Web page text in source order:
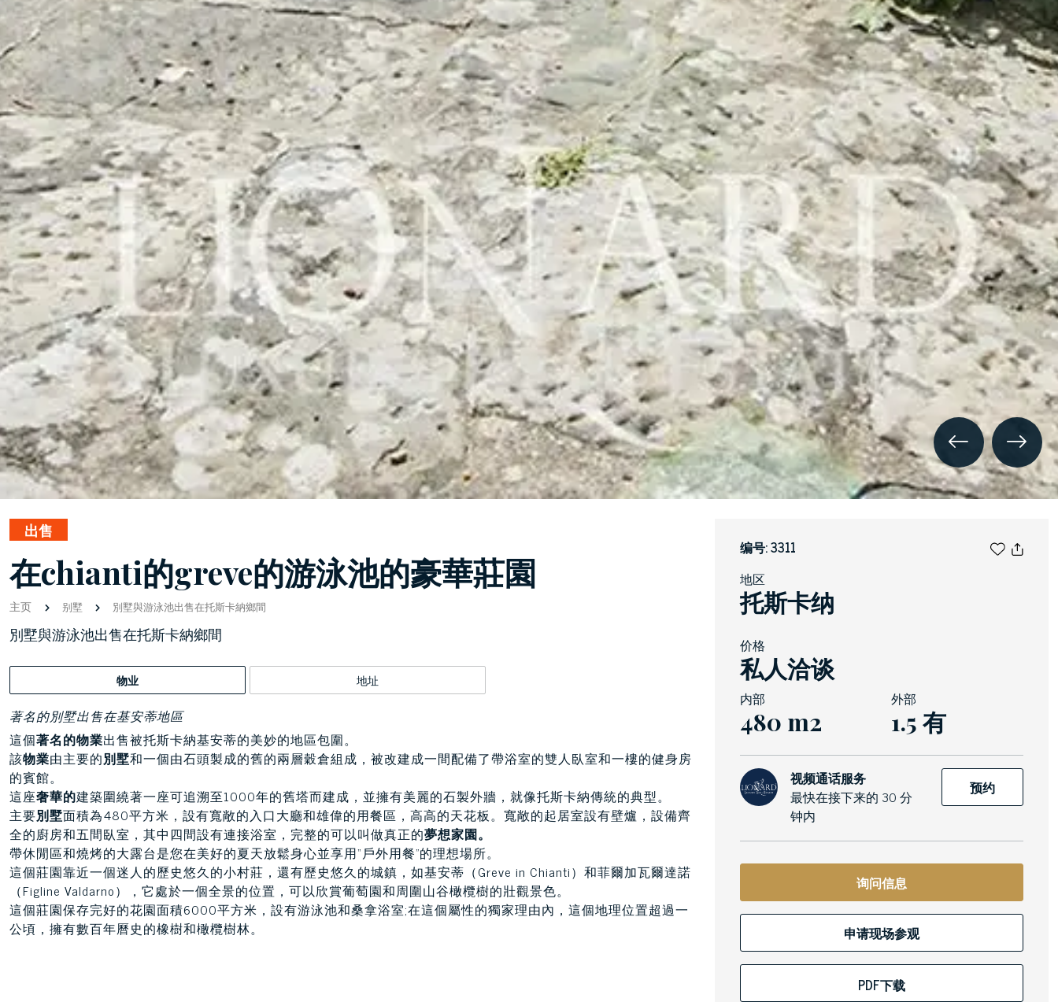
出售
在chianti的greve的游泳池的豪華莊園
主页 别墅 別墅與游泳池出售在托斯卡納鄉間
別墅與游泳池出售在托斯卡納鄉間
物业 地址
著名的別墅出售在基安蒂地區
這個著名的物業出售被托斯卡納基安蒂的美妙的地區包圍。
該物業由主要的別墅和一個由石頭製成的舊的兩層穀倉組成，被改建成一間配備了帶浴室的雙人臥室和一樓的健身房
的賓館。
這座奢華的建築圍繞著一座可追溯至1000年的舊塔而建成，並擁有美麗的石製外牆，就像托斯卡納傳統的典型。
主要別墅面積為480平方米，設有寬敞的入口大廳和雄偉的用餐區，高高的天花板。寬敞的起居室設有壁爐，設備齊
全的廚房和五間臥室，其中四間設有連接浴室，完整的可以叫做真正的夢想家園。
帶休閒區和燒烤的大露台是您在美好的夏天放鬆身心並享用“戶外用餐”的理想場所。
這個莊園靠近一個迷人的歷史悠久的小村莊，還有歷史悠久的城鎮，如基安蒂（Greve in Chianti）和菲爾加瓦爾達諾
（Figline Valdarno），它處於一個全景的位置，可以欣賞葡萄園和周圍山谷橄欖樹的壯觀景色。
這個莊園保存完好的花園面積6000平方米，設有游泳池和桑拿浴室;在這個屬性的獨家理由內，這個地理位置超過一
公頃，擁有數百年曆史的橡樹和橄欖樹林。
编号: 3311
地区
托斯卡纳
价格
私人洽谈
内部
480 m2
外部
1.5 有
视频通话服务
最快在接下来的 30 分
钟内
预约
询问信息
申请现场参观
PDF下载